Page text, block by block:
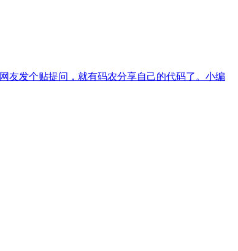
友发个贴提问，就有码农分享自己的代码了。小编